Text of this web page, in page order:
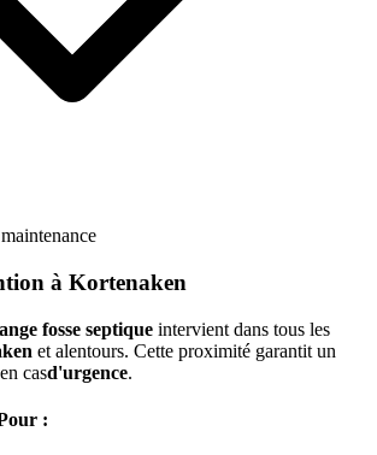
à Kortenaken
fosse septique intervient dans tous les
et alentours. Cette proximité garantit un
casd'urgence.
: